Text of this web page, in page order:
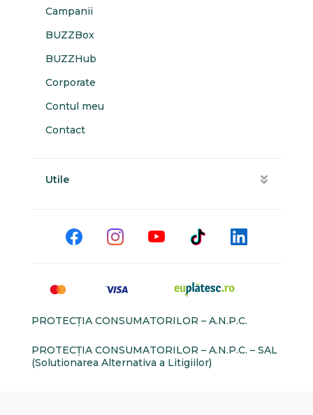
Campanii
BUZZBox
BUZZHub
Corporate
Contul meu
Contact
Utile
PROTECŢIA CONSUMATORILOR – A.N.P.C.
PROTECŢIA CONSUMATORILOR – A.N.P.C. – SAL
(Solutionarea Alternativa a Litigiilor)